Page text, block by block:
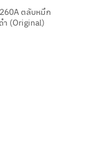
ตลับหมึก
ำ (Original)